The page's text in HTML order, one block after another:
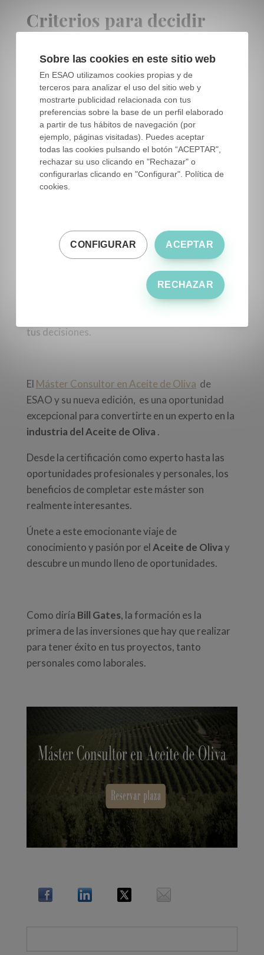
Criterios para decidir
formándote y adquirir nociones básicas que te
irán ayudando a recorrer el camino que te hayas
marcado.
Sin duda embarcarte en un nuevo proyecto o
desarrollar un proyecto existente, necesita de
una base sólida, donde poder apoyarte antes de
decidir.
Te permitirá tener criterios sólidos para poder
ir tomando decisiones que sean lo más
profesionales posible. Esto te producirá una
solidez que no se puede obtener sino con la
tus decisiones.
El Máster Consultor en Aceite de Oliva de
ESAO y su nueva edición, es una oportunidad
excepcional para convertirte en un experto en la
industria del Aceite de Oliva .
Desde la certificación como experto hasta las
oportunidades profesionales y personales, los
beneficios de completar este máster son
realmente interesantes.
Únete a este emocionante viaje de
conocimiento y pasión por elAceite de Olivay
descubre un mundo lleno de oportunidades.
Como diría Bill Gates, la formación es la
primera de las inversiones que hay que realizar
para tener éxito en tus proyectos, tanto
personales como laborales.
Sobre las cookies en este sitio web
En ESAO utilizamos cookies propias y de
terceros para analizar el uso del sitio web y
mostrarte publicidad relacionada con tus
preferencias sobre la base de un perfil elaborado
a partir de tus hábitos de navegación (por
ejemplo, páginas visitadas). Puedes aceptar
todas las cookies pulsando el botón “ACEPTAR",
rechazar su uso clicando en "Rechazar" o
configurarlas clicando en "Configurar". Política de
cookies.
ACEPTAR
CONFIGURAR
RECHAZAR